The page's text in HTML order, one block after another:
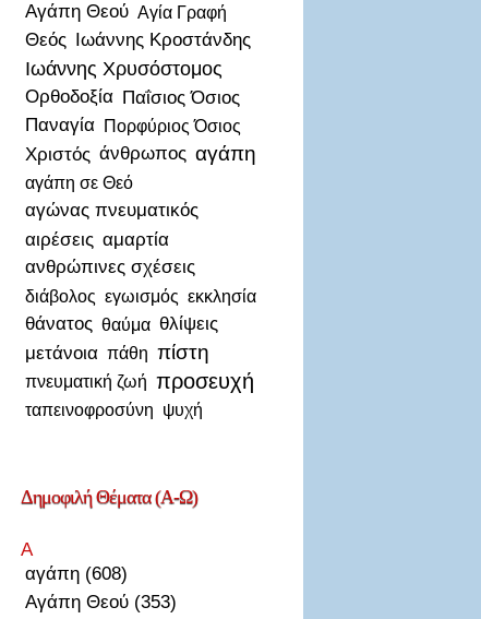
Αγάπη Θεού Αγία Γραφή
Θεός Ιωάννης Κροστάνδης
Ιωάννης Χρυσόστομος
Ορθοδοξία Παΐσιος Όσιος
Παναγία Πορφύριος Όσιος
Χριστός άνθρωπος αγάπη
αγάπη σε Θεό
αγώνας πνευματικός
αιρέσεις αμαρτία
ανθρώπινες σχέσεις
διάβολος εγωισμός εκκλησία
θάνατος θαύμα θλίψεις
μετάνοια πάθη πίστη
πνευματική ζωή προσευχή
ταπεινοφροσύνη ψυχή
ΔημοφιλήΘέματα (Α-Ω)
Α
αγάπη (608)
Αγάπη Θεού (353)